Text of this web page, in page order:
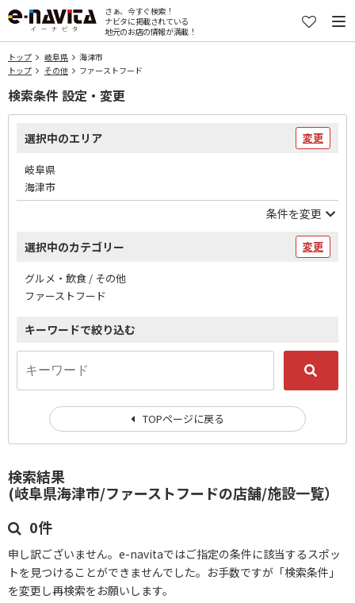
さぁ、今すぐ検索！
ナビタに掲載されている
地元のお店の情報が満載！
トップ 岐阜県
海津市
トップ
その他 ファーストフード
検索結果
(岐阜県海津市/ファーストフードの店舗/施設一覧）
0件
申し訳ございません。e-navitaではご指定の条件に該当するスポッ
トを見つけることができませんでした。お手数ですが「検索条件」
を変更し再検索をお願いします。
検索条件 設定・変更
選択中のエリア 変更
岐阜県
海津市
条件を変更
選択中のカテゴリー 変更
グルメ・飲食 / その他
ファーストフード
キーワードで絞り込む
TOPページに戻る